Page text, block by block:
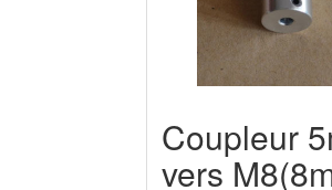
Coupleur
vers